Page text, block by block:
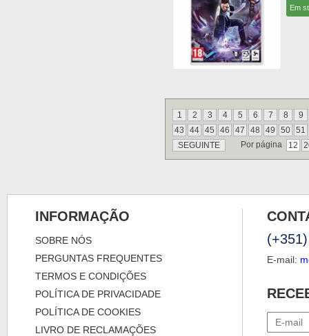
Em
1 2 3 4 5 6 7 8
9
43
44 45 46 47 48 49 50 51
SEGUINTE
Por página 12
INFORMAÇÃO
SOBRE NÓS
PERGUNTAS FREQUENTES
TERMOS E CONDIÇÕES
POLÍTICA DE PRIVACIDADE
POLÍTICA DE COOKIES
LIVRO DE RECLAMAÇÕES
E-mail: